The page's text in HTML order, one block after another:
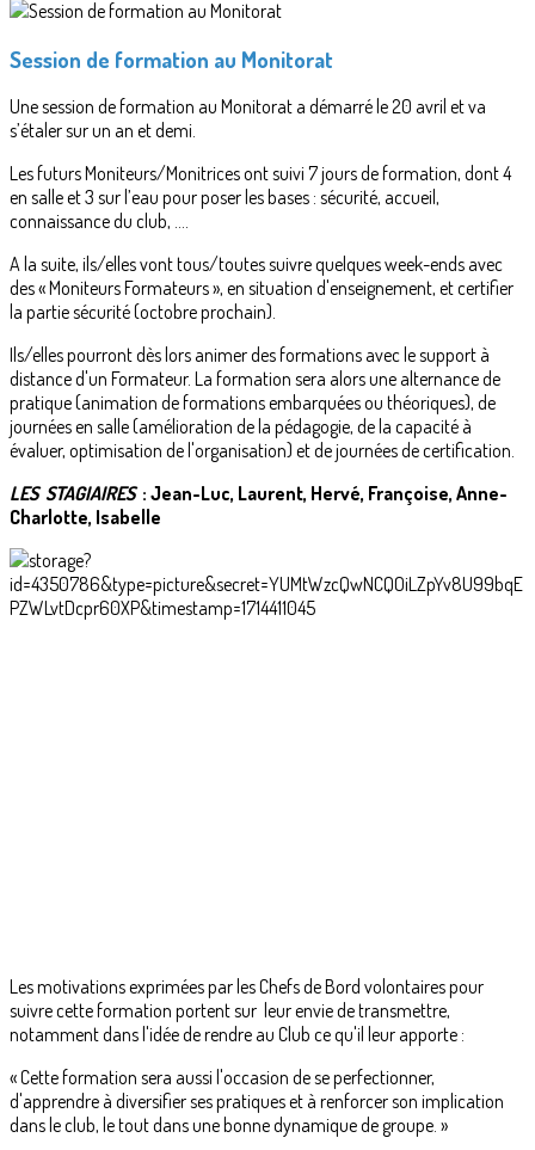
Session de formation au Monitorat
Une session de formation au Monitorat a démarré le 20 avril et va
s’étaler sur un an et demi.
Les futurs Moniteurs/Monitrices ont suivi 7 jours de formation, dont 4
en salle et 3 sur l’eau pour poser les bases : sécurité, accueil,
connaissance du club, ….
A la suite, ils/elles vont tous/toutes suivre quelques week-ends avec
des « Moniteurs Formateurs », en situation d'enseignement, et certifier
la partie sécurité (octobre prochain).
Ils/elles pourront dès lors animer des formations avec le support à
distance d'un Formateur. La formation sera alors une alternance de
pratique (animation de formations embarquées ou théoriques), de
journées en salle (amélioration de la pédagogie, de la capacité à
évaluer, optimisation de l'organisation) et de journées de certification.
LES STAGIAIRES : Jean-Luc, Laurent, Hervé, Françoise, Anne-
Charlotte, Isabelle
Les motivations exprimées par les Chefs de Bord volontaires pour
suivre cette formation portent sur leur envie de transmettre,
notamment dans l'idée de rendre au Club ce qu'il leur apporte :
« Cette formation sera aussi l'occasion de se perfectionner,
d'apprendre à diversifier ses pratiques et à renforcer son implication
dans le club, le tout dans une bonne dynamique de groupe. »